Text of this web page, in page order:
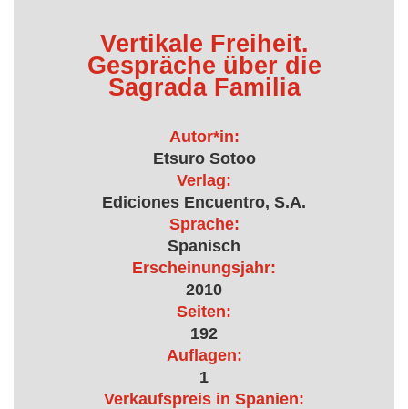
Vertikale Freiheit.
Gespräche über die
Sagrada Familia
Autor*in:
Etsuro Sotoo
Verlag:
Ediciones Encuentro, S.A.
Sprache:
Spanisch
Erscheinungsjahr:
2010
Seiten:
192
Auflagen:
1
Verkaufspreis in Spanien: